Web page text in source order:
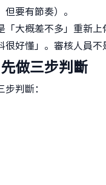
要有節奏）。
大概差不多」重新上
好懂」。審核人員
做三步判斷
判斷：